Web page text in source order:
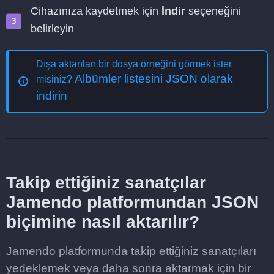
Cihazınıza kaydetmek için İndir seçeneğini
belirleyin
Dışa aktarılan bir dosya örneğini görmek ister
misiniz? Albümler listesini JSON olarak
indirin
Takip ettiğiniz sanatçılar
Jamendo platformundan JSON
biçimine nasıl aktarılır?
Jamendo platformunda takip ettiğiniz sanatçıları
yedeklemek veya daha sonra aktarmak için bir